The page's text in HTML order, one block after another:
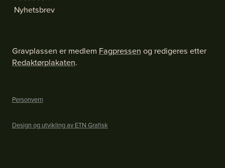
Nyhetsbrev
Gravplassen er medlem Fagpressen og redigeres etter
Redaktørplakaten.
Personvern
Design og utvikling av ETN Grafisk